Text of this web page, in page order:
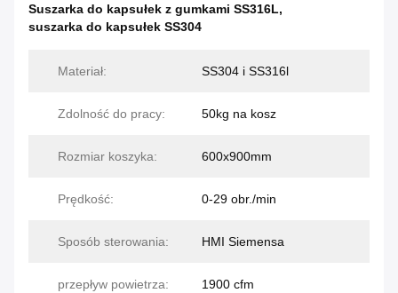
Suszarka do kapsułek z gumkami SS316L,
suszarka do kapsułek SS304
Materiał: SS304 i SS316l
Zdolność do pracy: 50kg na kosz
Rozmiar koszyka: 600x900mm
Prędkość: 0-29 obr./min
Sposób sterowania: HMI Siemensa
przepływ powietrza: 1900 cfm